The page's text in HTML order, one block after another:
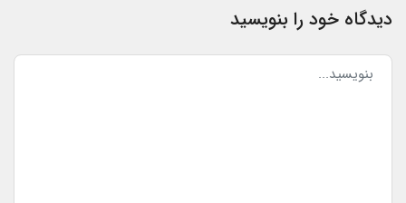
دیدگاه خود را بنویسید